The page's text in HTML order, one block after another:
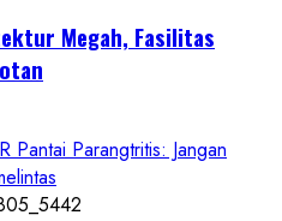
Megah, Fasilitas
Pantai Parangtritis: Jangan